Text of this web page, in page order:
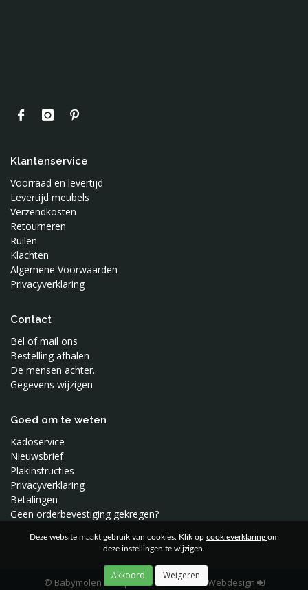
Deze website maakt gebruik van cookies. Klik op cookieverklaring om
deze instellingen te wijzigen.
OYOY
Present Time
Roomblush
Sebra
Silly U
Sophie de Giraf
Studio Snowpuppe
Swaddle Me
Toffe Stoffen
Tureluur Kids
Vimba
Wee Gallery
Woood
Klantenservice
Voorraad en levertijd
Levertijd meubels
Verzendkosten
Retourneren
Ruilen
Klachten
Algemene Voorwaarden
Privacyverklaring
Contact
Bel of mail ons
Bestelling afhalen
De mensen achter..
Gegevens wijzigen
Goed om te weten
Kadoservice
Nieuwsbrief
Plakinstructies
Privacyverklaring
Betalingen
Geen orderbevestiging gekregen?
© Babymolen 2026| Moune Reclame & Webdesign